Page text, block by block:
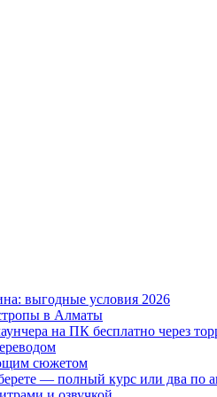
выгодные условия 2026
в Алматы
на ПК бесплатно через
сюжетом
— полный курс или два по